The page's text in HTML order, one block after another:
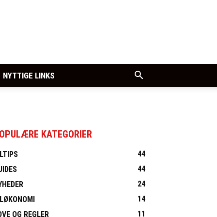
NYTTIGE LINKS
KATEGORIER
44
44
24
14
OG REGLER
11